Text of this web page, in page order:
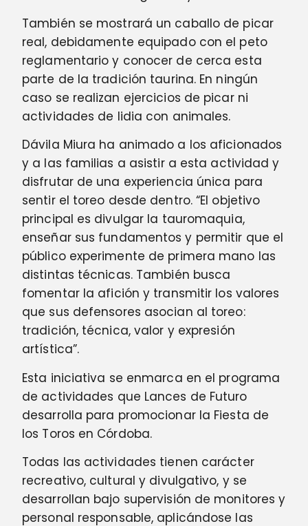
También se mostrará un caballo de picar
real, debidamente equipado con el peto
reglamentario y conocer de cerca esta
parte de la tradición taurina. En ningún
caso se realizan ejercicios de picar ni
actividades de lidia con animales.
Dávila Miura ha animado a los aficionados
y a las familias a asistir a esta actividad y
disfrutar de una experiencia única para
sentir el toreo desde dentro. “El objetivo
principal es divulgar la tauromaquia,
enseñar sus fundamentos y permitir que el
público experimente de primera mano las
distintas técnicas. También busca
fomentar la afición y transmitir los valores
que sus defensores asocian al toreo:
tradición, técnica, valor y expresión
artística”.
Esta iniciativa se enmarca en el programa
de actividades que Lances de Futuro
desarrolla para promocionar la Fiesta de
los Toros en Córdoba.
Todas las actividades tienen carácter
recreativo, cultural y divulgativo, y se
desarrollan bajo supervisión de monitores y
personal responsable, aplicándose las